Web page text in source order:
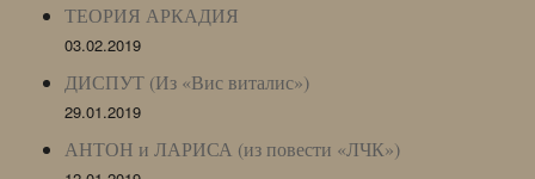
ТЕОРИЯ АРКАДИЯ
03.02.2019
ДИСПУТ (Из «Вис виталис»)
29.01.2019
АНТОН и ЛАРИСА (из повести «ЛЧК»)